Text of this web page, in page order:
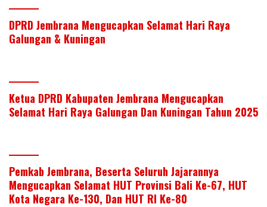
k p
DPRD Jembrana Mengucapkan Selamat Hari Raya
Galungan & Kuningan
Ketua DPRD Kabupaten Jembrana Mengucapkan
Selamat Hari Raya Galungan Dan Kuningan Tahun 2025
Pemkab Jembrana, Beserta Seluruh Jajarannya
Mengucapkan Selamat HUT Provinsi Bali Ke-67, HUT
Kota Negara Ke-130, Dan HUT RI Ke-80